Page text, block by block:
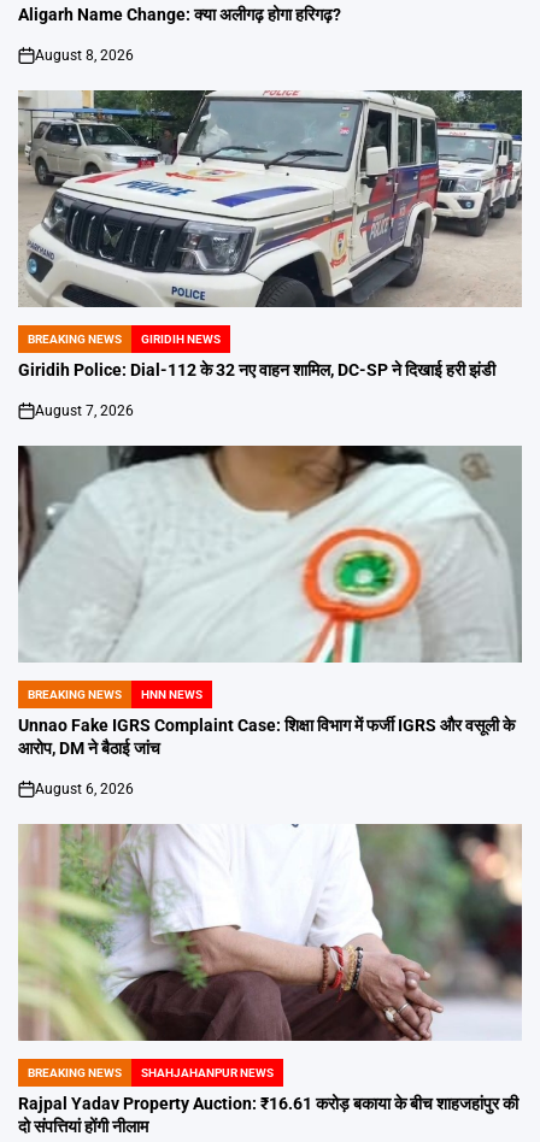
IN
Aligarh Name Change: क्या अलीगढ़ होगा हरिगढ़?
on
August 8, 2026
POSTED
IN
BREAKING NEWS GIRIDIH NEWS
Giridih Police: Dial-112 के 32 नए वाहन शामिल, DC-SP ने दिखाई हरी झंडी
on
August 7, 2026
POSTED
IN
BREAKING NEWS HNN NEWS
Unnao Fake IGRS Complaint Case: शिक्षा विभाग में फर्जी IGRS और वसूली के
आरोप, DM ने बैठाई जांच
on
August 6, 2026
POSTED
IN
BREAKING NEWS SHAHJAHANPUR NEWS
Rajpal Yadav Property Auction: ₹16.61 करोड़ बकाया के बीच शाहजहांपुर की
दो संपत्तियां होंगी नीलाम